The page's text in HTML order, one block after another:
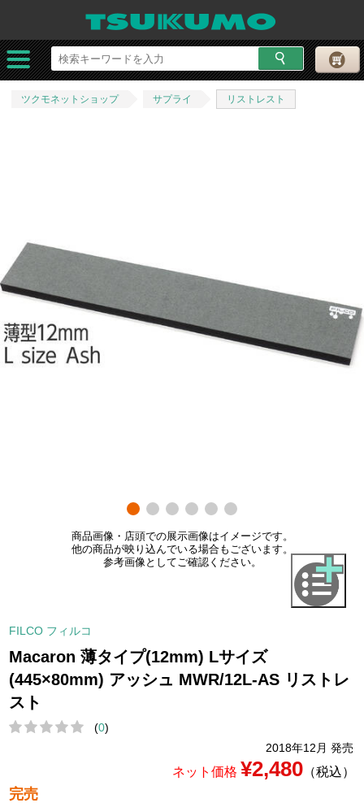
ツクモネットショップ サプライ リストレスト
商品画像・店頭での展示画像はイメージです。
他の商品が映り込んでいる場合もございます。
参考画像としてご確認ください。
FILCO フィルコ
Macaron 薄タイプ(12mm) Lサイズ
(445×80mm) アッシュ MWR/12L-AS リストレ
スト
(0)
2018年12月 発売
ネット価格 ¥2,480（税込）
完売